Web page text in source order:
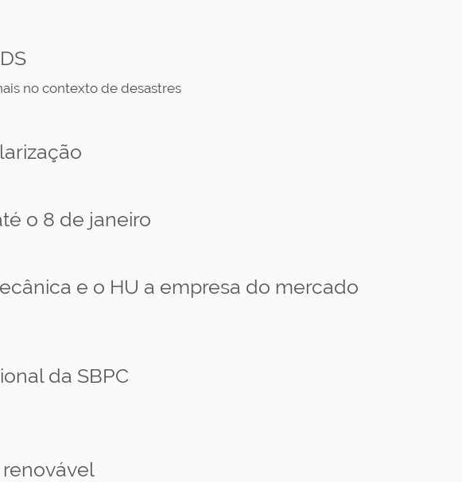
no contexto de desastres
o 8 de janeiro
e o HU a empresa do mercado
da SBPC